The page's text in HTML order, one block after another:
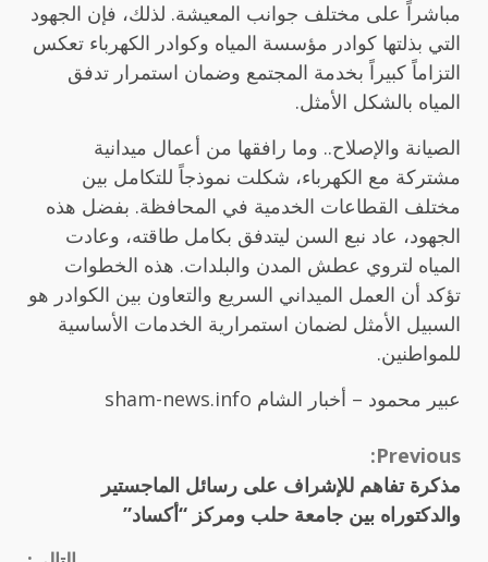
مباشراً على مختلف جوانب المعيشة. لذلك، فإن الجهود
التي بذلتها كوادر مؤسسة المياه وكوادر الكهرباء تعكس
التزاماً كبيراً بخدمة المجتمع وضمان استمرار تدفق
المياه بالشكل الأمثل.
الصيانة والإصلاح.. وما رافقها من أعمال ميدانية
مشتركة مع الكهرباء، شكلت نموذجاً للتكامل بين
مختلف القطاعات الخدمية في المحافظة. بفضل هذه
الجهود، عاد نبع السن ليتدفق بكامل طاقته، وعادت
المياه لتروي عطش المدن والبلدات. هذه الخطوات
تؤكد أن العمل الميداني السريع والتعاون بين الكوادر هو
السبيل الأمثل لضمان استمرارية الخدمات الأساسية
للمواطنين.
عبير محمود – أخبار الشام sham-news.info
Continue
Reading
Previous:
مذكرة تفاهم للإشراف على رسائل الماجستير
والدكتوراه بين جامعة حلب ومركز “أكساد”